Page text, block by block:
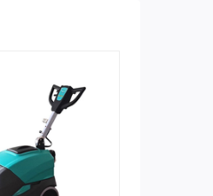
bao gồm
chà sàn, mâm gắn
accquy, 01 sạc.